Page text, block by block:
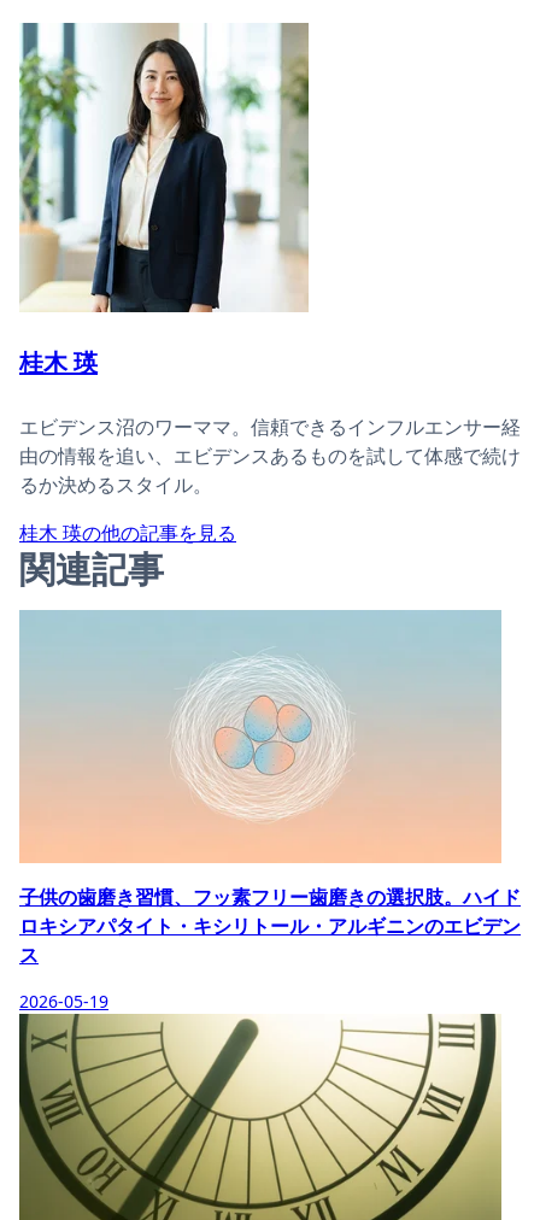
桂木 瑛
エビデンス沼のワーママ。信頼できるインフルエンサー経
由の情報を追い、エビデンスあるものを試して体感で続け
るか決めるスタイル。
桂木 瑛の他の記事を見る
関連記事
子供の歯磨き習慣、フッ素フリー歯磨きの選択肢。ハイド
ロキシアパタイト・キシリトール・アルギニンのエビデン
ス
2026-05-19